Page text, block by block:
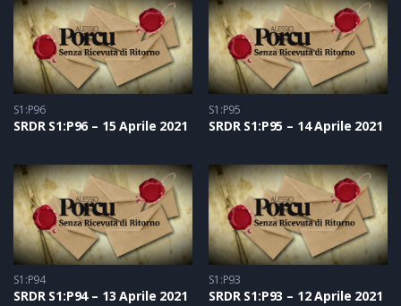
S1:P96
SRDR S1:P96 – 15 Aprile 2021
S1:P95
SRDR S1:P95 – 14 Aprile 2021
S1:P94
SRDR S1:P94 – 13 Aprile 2021
S1:P93
SRDR S1:P93 – 12 Aprile 2021